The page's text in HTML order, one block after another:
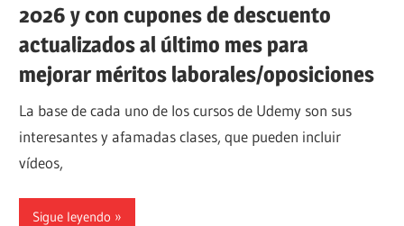
2026 y con cupones de descuento
actualizados al último mes para
mejorar méritos laborales/oposiciones
La base de cada uno de los cursos de Udemy son sus
interesantes y afamadas clases, que pueden incluir
vídeos,
Sigue leyendo